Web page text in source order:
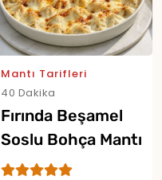
Mantı Tarifleri
40 Dakika
Fırında Beşamel
Soslu Bohça Mantı
Tarifi